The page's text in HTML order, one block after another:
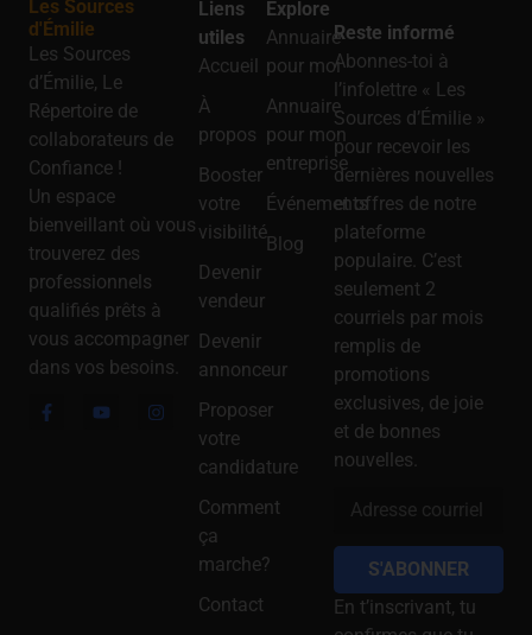
Les Sources
d'Émilie
Les Sources
d’Émilie, Le
Répertoire de
collaborateurs de
Confiance !
Un espace
bienveillant où vous
trouverez des
professionnels
qualifiés prêts à
vous accompagner
dans vos besoins.
Liens
utiles
Accueil
À
propos
Booster
votre
visibilité
Devenir
vendeur
Devenir
annonceur
Proposer
votre
candidature
Comment
ça
marche?
Contact
Explore
Annuaire
pour moi
Annuaire
pour mon
entreprise
Événements
Blog
Reste informé
Abonnes-toi à
l’infolettre « Les
Sources d’Émilie »
pour recevoir les
dernières nouvelles
et offres de notre
plateforme
populaire. C’est
seulement 2
courriels par mois
remplis de
promotions
exclusives, de joie
et de bonnes
nouvelles.
S'ABONNER
En t’inscrivant, tu